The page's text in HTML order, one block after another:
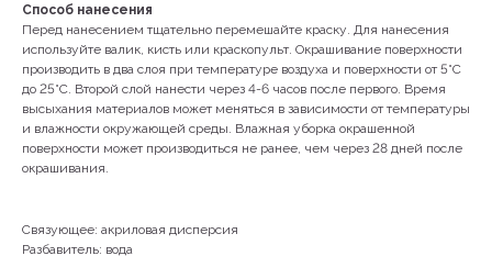
Способ нанесения
Перед нанесением тщательно перемешайте краску. Для нанесения
используйте валик, кисть или краскопульт. Окрашивание поверхности
производить в два слоя при температуре воздуха и поверхности от 5°С
до 25°С. Второй слой нанести через 4-6 часов после первого. Время
высыхания материалов может меняться в зависимости от температуры
и влажности окружающей среды. Влажная уборка окрашенной
поверхности может производиться не ранее, чем через 28 дней после
окрашивания.
Связующее: акриловая дисперсия
Разбавитель: вода
+79142231965
КОНТАКТЫ